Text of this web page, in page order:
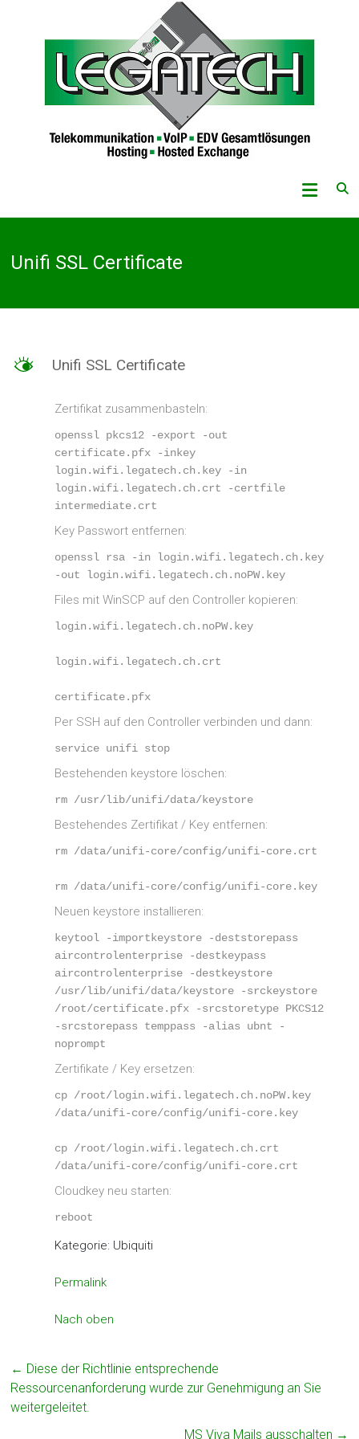
GmbH
–
–
Unifi SSL Certificate
M Unifi SSL Certificate
Zertifikat zusammenbasteln:
openssl pkcs12 -export -out
certificate.pfx -inkey
login.wifi.legatech.ch.key -in
login.wifi.legatech.ch.crt -certfile
intermediate.crt
Key Passwort entfernen:
openssl rsa -in login.wifi.legatech.ch.key
-out login.wifi.legatech.ch.noPW.key
Files mit WinSCP auf den Controller kopieren:
login.wifi.legatech.ch.noPW.key
login.wifi.legatech.ch.crt
certificate.pfx
Per SSH auf den Controller verbinden und dann:
service unifi stop
Bestehenden keystore löschen:
rm /usr/lib/unifi/data/keystore
Bestehendes Zertifikat / Key entfernen:
rm /data/unifi-core/config/unifi-core.crt
rm /data/unifi-core/config/unifi-core.key
Neuen keystore installieren:
keytool -importkeystore -deststorepass
aircontrolenterprise -destkeypass
aircontrolenterprise -destkeystore
/usr/lib/unifi/data/keystore -srckeystore
/root/certificate.pfx -srcstoretype PKCS12
-srcstorepass temppass -alias ubnt -
noprompt
Zertifikate / Key ersetzen:
cp /root/login.wifi.legatech.ch.noPW.key
/data/unifi-core/config/unifi-core.key
cp /root/login.wifi.legatech.ch.crt
/data/unifi-core/config/unifi-core.crt
Cloudkey neu starten:
reboot
Kategorie: Ubiquiti
Permalink
Nach oben
← Diese der Richtlinie entsprechende
Ressourcenanforderung wurde zur Genehmigung an Sie
weitergeleitet.
MS Viva Mails ausschalten →